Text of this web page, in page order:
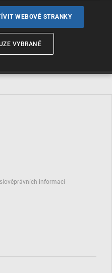
zeměpisná
informací
WEBOVÉ STRANKY
VYBRANÉ